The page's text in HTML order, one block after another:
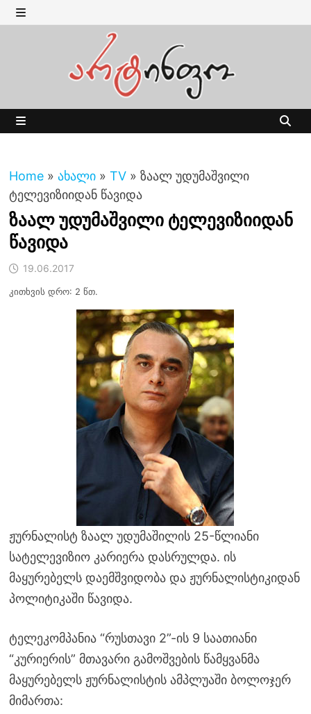
Skip
to MENU
Home » ახალი » TV » ზაალ უდუმაშვილი
ტელევიზიიდან წავიდა
ზაალ უდუმაშვილი ტელევიზიიდან
წავიდა
19.06.2017
კითხვის დრო: 2 წთ.
ჟურნალისტ ზაალ უდუმაშილის 25-წლიანი
სატელევიზიო კარიერა დასრულდა. ის
მაყურებელს დაემშვიდობა და ჟურნალისტიკიდან
პოლიტიკაში წავიდა.
ტელეკომპანია “რუსთავი 2”-ის 9 საათიანი
“კურიერის” მთავარი გამოშვების წამყვანმა
მაყურებელს ჟურნალისტის ამპლუაში ბოლოჯერ
მიმართა: